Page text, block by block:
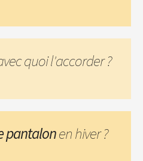
quoi l'accorder ?
pantalonen hiver ?